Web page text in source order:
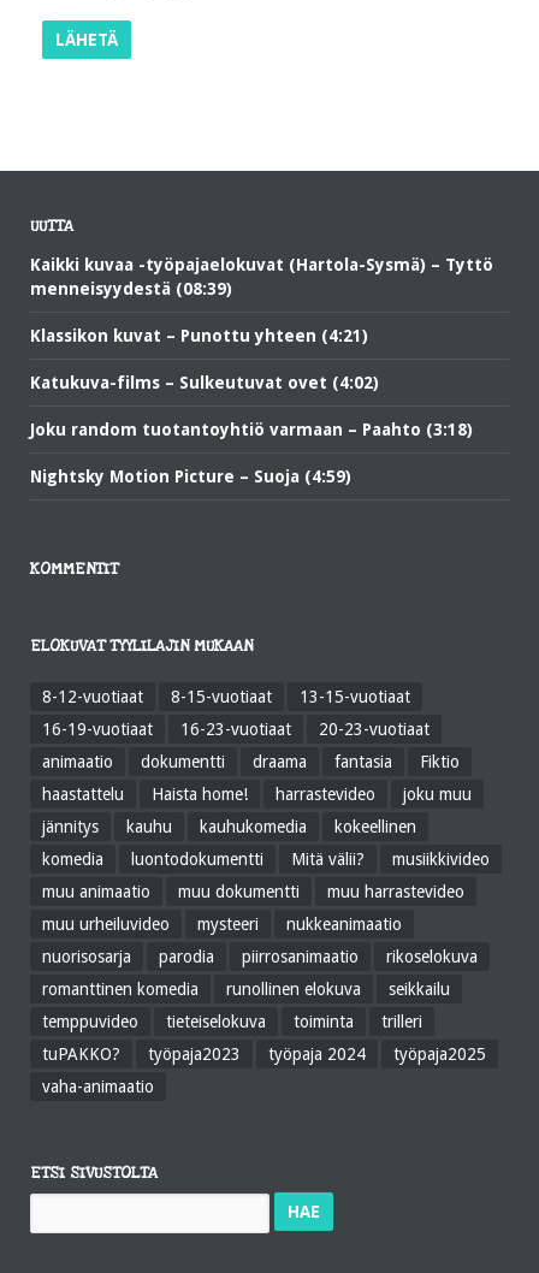
UUTTA
Kaikki kuvaa -työpajaelokuvat (Hartola-Sysmä) – Tyttö
menneisyydestä (08:39)
Klassikon kuvat – Punottu yhteen (4:21)
Katukuva-films – Sulkeutuvat ovet (4:02)
Joku random tuotantoyhtiö varmaan – Paahto (3:18)
Nightsky Motion Picture – Suoja (4:59)
KOMMENTIT
ELOKUVAT TYYLILAJIN MUKAAN
8-12-vuotiaat 8-15-vuotiaat
13-15-vuotiaat
16-19-vuotiaat
16-23-vuotiaat
20-23-vuotiaat
animaatio
dokumentti draama fantasia
Fiktio
haastattelu
Haista home! harrastevideo
joku muu
jännitys
kauhu kauhukomedia
kokeellinen
komedia
luontodokumentti Mitä välii?
musiikkivideo
muu animaatio
muu dokumentti
muu harrastevideo
muu urheiluvideo
mysteeri
nukkeanimaatio
nuorisosarja
parodia piirrosanimaatio
rikoselokuva
romanttinen komedia
runollinen elokuva
seikkailu
temppuvideo
tieteiselokuva toiminta
trilleri
tuPAKKO?
työpaja2023 työpaja 2024
työpaja2025
vaha-animaatio
ETSI SIVUSTOLTA